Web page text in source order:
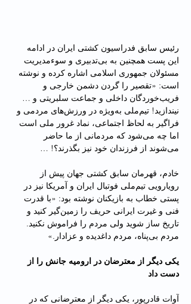
رئیس سابق فدراسیون کشتی ایران در ادامه
این پست همچنین به بی‌تدبیری و سوء‌مدیریت
مسئولان جمهوری اسلامی اشاره کرده و نوشته
است: «تقصیر را گردن دشمن خارجی و
فریب‌خوردگان داخلی و جماعت سلبریتی و …
نیندازید! تیم‌ملی به‌ویژه در ورزش‌های مردمی و
فراگیر به لحاظ اجتماعی، نماد غرور ملی است
اما چه می‌شود که مردمانی از ما حاضر
می‌شوند از فرزندان‌ خود نیز بگذرند؟! …
خادم، قهرمان سابق کشتی جهان پیش از
رویارویی تیم‌ملی فوتبال ایران و آمریکا نیز در
پستی خطاب به بازیکنان نوشته بود: «با قدرت
فنی و غیرت ایرانی حریف را زمین‌گیر کنید و
تاریخ ساز شوید ولی مردم را فراموش نکنید.
مردم بی‌پناه، مردم داغدیده و عزادار.»
یکی دیگر از معترضان در ارومیه جانش را از
دست داد
آوات قادرپور، یکی دیگر از معترضانی که در